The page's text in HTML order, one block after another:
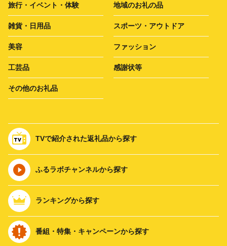
旅行・イベント・体験 地域のお礼の品
雑貨・日用品 スポーツ・アウトドア
美容 ファッション
工芸品 感謝状等
その他のお礼品
TVで紹介された返礼品から探す
ふるラボチャンネルから探す
ランキングから探す
番組・特集・キャンペーンから探す